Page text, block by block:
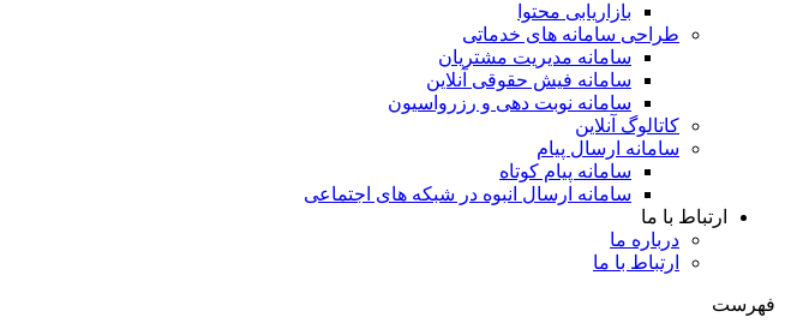
بازاریابی محتوا
طراحی سامانه های خدماتی
سامانه مدیریت مشتریان
سامانه فیش حقوقی آنلاین
سامانه نوبت دهی و رزرواسیون
کاتالوگ آنلاین
سامانه ارسال پیام
سامانه پیام کوتاه
سامانه ارسال انبوه در شبکه های اجتماعی
ارتباط با ما
درباره ما
ارتباط با ما
فهرست